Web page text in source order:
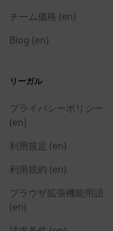
チーム価格 (en)
Blog (en)
リーガル
プライバシーポリシー
(en)
利用規定 (en)
利用規約 (en)
ブラウザ拡張機能用語
(en)